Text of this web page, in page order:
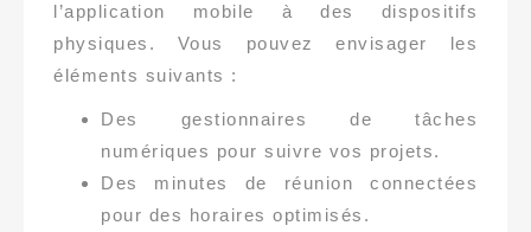
l’application mobile à des dispositifs
physiques. Vous pouvez envisager les
éléments suivants :
Des gestionnaires de tâches
numériques pour suivre vos projets.
Des minutes de réunion connectées
pour des horaires optimisés.